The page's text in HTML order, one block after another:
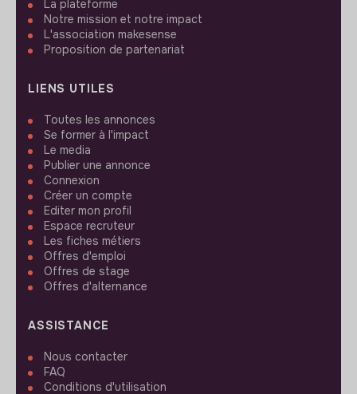
La plateforme
Notre mission et notre impact
L'association makesense
Proposition de partenariat
LIENS UTILES
Toutes les annonces
Se former à l'impact
Le media
Publier une annonce
Connexion
Créer un compte
Editer mon profil
Espace recruteur
Les fiches métiers
Offres d'emploi
Offres de stage
Offres d'alternance
ASSISTANCE
Nous contacter
FAQ
Conditions d'utilisation